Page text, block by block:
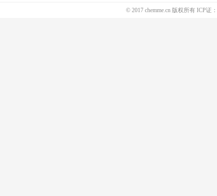
© 2017 chemme.cn 版权所有 ICP证：